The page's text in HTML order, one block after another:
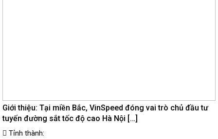
Giới thiệu: Tại miền Bắc, VinSpeed đóng vai trò chủ đầu tư
tuyến đường sắt tốc độ cao Hà Nội […]
Tỉnh thành: